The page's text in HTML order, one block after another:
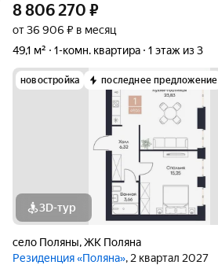
8 806 270 ₽
от 36 906 ₽ в месяц
49,1 м²
1-комн. квартира 1 этаж из 3
новостройка последнее предложение
3D-тур
село Поляны,ЖК Поляна
Резиденция «Поляна», 2 квартал 2027